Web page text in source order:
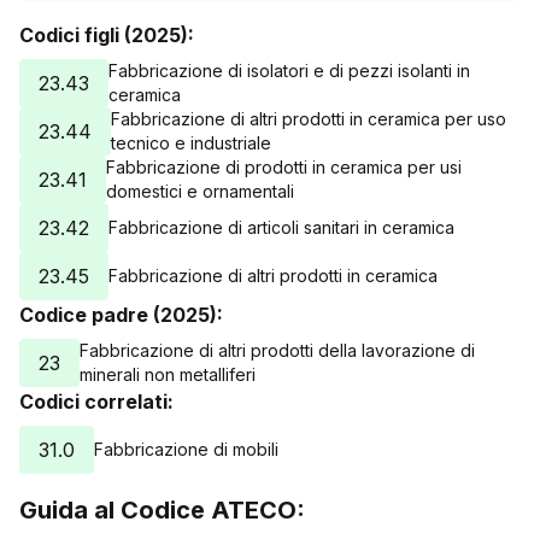
15/06/2025
16/06/2025
130
17/06/2025
18/06/2025
19/06/2025
130
20/06/2025
24/10/2025
126
27/11/2025
19/01/2026
22/02/2026
28/03/2026
135
01/05/2026
04/06/2026
08/07/2026
Codici figli (2025):
23.43
Fabbricazione di isolatori e di pezzi isolanti in
ceramica
23.44
Fabbricazione di altri prodotti in ceramica per uso
tecnico e industriale
23.41
Fabbricazione di prodotti in ceramica per usi
domestici e ornamentali
23.42 Fabbricazione di articoli sanitari in ceramica
23.45 Fabbricazione di altri prodotti in ceramica
Codice padre (2025):
23
Fabbricazione di altri prodotti della lavorazione di
minerali non metalliferi
Codici correlati:
31.0
Fabbricazione di mobili
Guida al Codice ATECO: